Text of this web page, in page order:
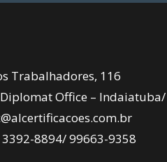
Trabalhadores, 116
Office – Indaiatuba/
3392-8894/99663-9358